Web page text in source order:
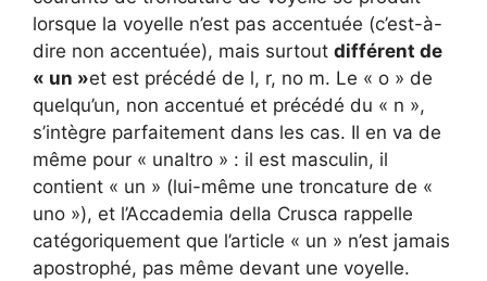
lorsque la voyelle n’est pas accentuée (c’est-à-
dire non accentuée), mais surtout différent de
« un »et est précédé de l, r, no m. Le « o » de
quelqu’un, non accentué et précédé du « n »,
s’intègre parfaitement dans les cas. Il en va de
même pour « unaltro » : il est masculin, il
contient « un » (lui-même une troncature de «
uno »), et l’Accademia della Crusca rappelle
catégoriquement que l’article « un » n’est jamais
apostrophé, pas même devant une voyelle.